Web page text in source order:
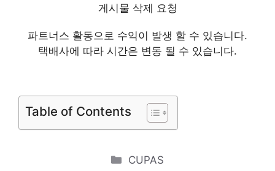
당신을 위한 세상에 하나뿐인 상품 인기 상품
추천 제품 2024
포커스원피스
제품 2024
아노락원피스
제품 2024
게시물 삭제 요청
파트너스 활동으로 수익이 발생 할 수 있습니다.
택배사에 따라 시간은 변동 될 수 있습니다.
Table of Contents
Categories
CUPAS